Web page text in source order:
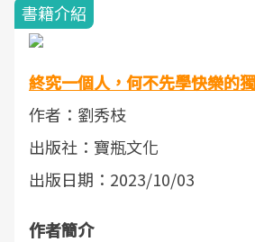
書籍介紹
終究一個人，何不先學快樂的
作者：劉秀枝
出版社：寶瓶文化
出版日期：2023/10/03
作者簡介